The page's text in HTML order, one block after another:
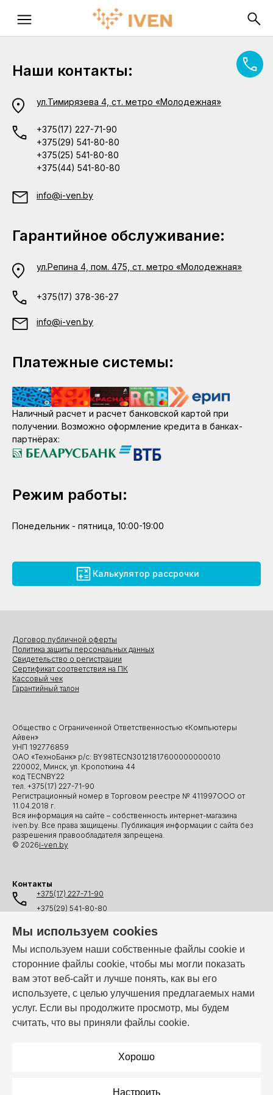
Мы используем cookies
Мы используем наши собственные файлы cookie и
сторонние файлы cookie, чтобы мы могли показать
вам этот веб-сайт и лучше понять, как вы его
используете, с целью улучшения предлагаемых нами
услуг. Если вы продолжите просмотр, мы будем
считать, что вы приняли файлы cookie.
Хорошо
Настроить
Наши контакты:
ул.Тимирязева 4, ст. метро «Молодежная»
+375(17) 227-71-90
+375(29) 541-80-80
+375(25) 541-80-80
+375(44) 541-80-80
info@i-ven.by
Гарантийное обслуживание:
ул.Репина 4, пом. 475, ст. метро «Молодежная»
+375(17) 378-36-27
info@i-ven.by
Платежные системы:
Наличный расчет и расчет банковской картой при
получении. Возможно оформление кредита в банках-
партнёрах:
Режим работы:
Понедельник - пятница, 10:00-19:00
Калькулятор рассрочки
Общество с Ограниченной Ответственностью «Компьютеры
Айвен»
УНП 192776859
ОАО «ТехноБанк» р/с: BY98TECN30121817600000000010
220002, Минск, ул. Кропоткина 44
код TECNBY22
тел. +375(17) 227-71-90
Регистрационный номер в Торговом реестре № 411997ООО от
11.04.2018 г.
Вся информация на сайте – собственность интернет-магазина
iven.by. Все права защищены. Публикация информации с сайта без
разрешения правообладателя запрещена.
© 2026i-ven.by
Договор публичной оферты
Политика защиты персональных данных
Свидетельство о регистрации
Сертификат соответствия на ПК
Кассовый чек
Гарантийный талон
Контакты
+375(17) 227-71-90
+375(29) 541-80-80
+375(44) 541-80-80
info@i-ven.by
Мы в мессенджерах:
Режим работы: Пн–Пт: 10:00 – 19:00